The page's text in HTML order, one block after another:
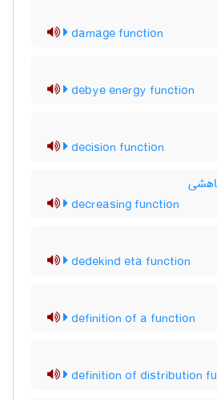
damage function
debye energy function
decision function
decreasing function
dedekind eta function
definition of a function
definition of distribution